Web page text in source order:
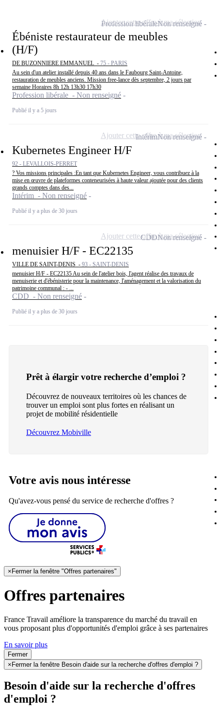
Ébéniste restaurateur de meubles
(H/F)
DE BUZONNIERE EMMANUEL - 75 - PARIS
Au sein d'un atelier installé depuis 40 ans dans le Faubourg Saint-Antoine,
restauration de meubles anciens. Mission free-lance dès septembre, 2 jours par
semaine Horaires 8h 12h 13h30 17h30
Profession libérale - Non renseigné
Publié il y a 5 jours
Profession libéraleNon renseigné
Ajouter cette offre à ma sélection
Kubernetes Engineer H/F
92 - LEVALLOIS-PERRET
? Vos missions principales :En tant que Kubernetes Engineer, vous contribuez à la
mise en œuvre de plateformes conteneurisées à haute valeur ajoutée pour des clients
grands comptes dans des...
Intérim - Non renseigné
Publié il y a plus de 30 jours
IntérimNon renseigné
Ajouter cette offre à ma sélection
menuisier H/F - EC22135
VILLE DE SAINT-DENIS - 93 - SAINT-DENIS
menuisier H/F - EC22135 Au sein de l'atelier bois, l'agent réalise des travaux de
menuiserie et d'ébénisterie pour la maintenance, l'aménagement et la valorisation du
patrimoine communal : - ...
CDD - Non renseigné
Publié il y a plus de 30 jours
CDDNon renseigné
Ajouter cette offre à ma sélection
Prêt à élargir votre recherche d’emploi ?
Découvrez de nouveaux territoires où les chances de
trouver un emploi sont plus fortes en réalisant un
projet de mobilité résidentielle
Découvrez Mobiville
Votre avis nous intéresse
Qu'avez-vous pensé du service de recherche d'offres ?
× Fermer la fenêtre "Offres partenaires"
Offres partenaires
France Travail améliore la transparence du marché du travail en
vous proposant plus d'opportunités d'emploi grâce à ses partenaires
En savoir plus
Fermer
×Fermer la fenêtre Besoin d'aide sur la recherche d'offres d'emploi ?
Besoin d'aide sur la recherche d'offres
d'emploi ?